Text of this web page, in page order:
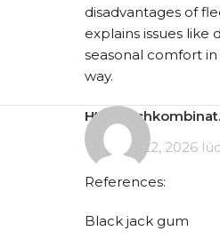
disadvantages of
explains issues like
seasonal comfort
way.
http://
Tháng 5 22, 2026
References:
Black jack gum